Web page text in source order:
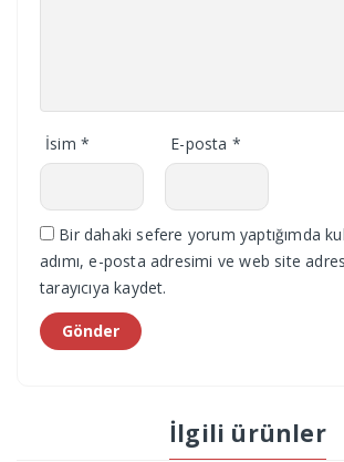
İsim * E-posta *
Bir dahaki sefere yorum yaptığımda
adımı, e-posta adresimi ve web site
tarayıcıya kaydet.
İlgili ürünler